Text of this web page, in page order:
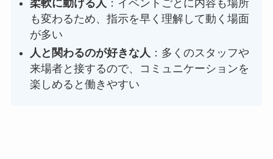
柔軟に動ける人 ：イベントごとに内容も場所
も変わるため、指示を早く理解して動く場面
が多い
人と関わるのが好きな人 ：多くのスタッフや
来場者と接するので、コミュニケーションを
楽しめると働きやすい